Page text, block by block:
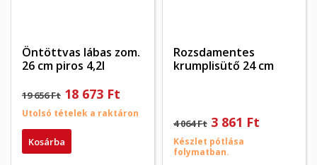
Öntöttvas lábas zom.
26 cm piros 4,2l
19 656 Ft 18 673 Ft
Utolsó tételek a raktáron
Kosárba
Rozsdamentes
krumplisütő 24 cm
4 064 Ft 3 861 Ft
Készlet pótlása
folymatban.
My wishlists
((modalTitle))
((confirmMessage))
Kívánságlista létrehozása
Kívánságlista neve
Bejelentkezés
Be kell jelentkezned a termékek kívánságlistába történő
mentéséhez.